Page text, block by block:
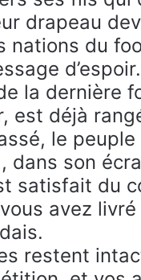
drapeau
nations du
la dernière
est déjà
le peuple
dans son
satisfait du
avez livré
restent